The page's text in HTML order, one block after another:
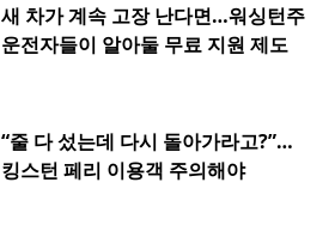
새 차가 계속 고장 난다면…워싱턴주
운전자들이 알아둘 무료 지원 제도
“줄 다 섰는데 다시 돌아가라고?”…
킹스턴 페리 이용객 주의해야